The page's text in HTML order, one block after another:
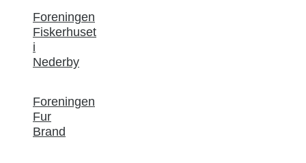
Foreningen
Fiskerhuset
i
Nederby
Foreningen
Fur
Brand